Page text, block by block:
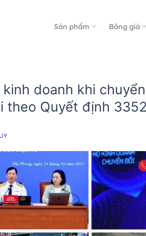
Sản phẩm Bảng giá
doanh khi
theo Quyết định